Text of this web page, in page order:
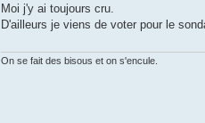
Moi j'y ai toujours cru.
D'ailleurs je viens de voter pour le
On se fait des bisous et on s'encule.